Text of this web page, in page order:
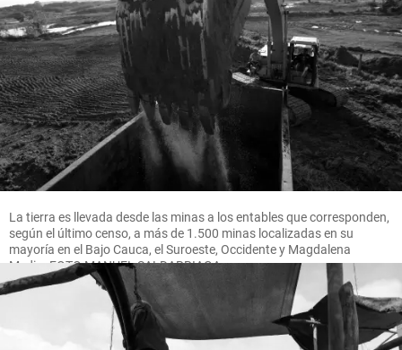
La tierra es llevada desde las minas a los entables que corresponden,
según el último censo, a más de 1.500 minas localizadas en su
mayoría en el Bajo Cauca, el Suroeste, Occidente y Magdalena
Medio. FOTO MANUEL SALDARRIAGA